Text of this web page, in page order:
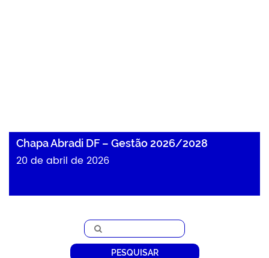
Chapa Abradi DF – Gestão 2026/2028
20 de abril de 2026
PESQUISAR